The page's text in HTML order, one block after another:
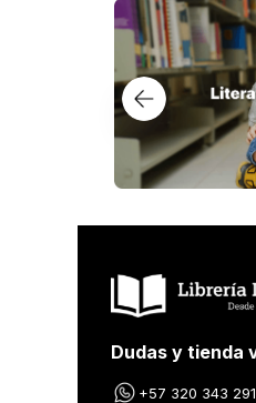
Los lectores
$ 49 000
EL PROCESO
Añadir